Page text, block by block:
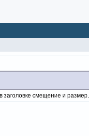
заголовке смещение и